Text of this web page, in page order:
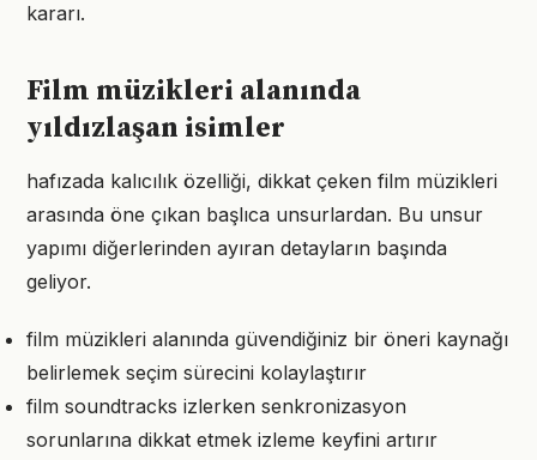
kararı.
Film müzikleri alanında
yıldızlaşan isimler
hafızada kalıcılık özelliği, dikkat çeken film müzikleri
arasında öne çıkan başlıca unsurlardan. Bu unsur
yapımı diğerlerinden ayıran detayların başında
geliyor.
film müzikleri alanında güvendiğiniz bir öneri kaynağı
belirlemek seçim sürecini kolaylaştırır
film soundtracks izlerken senkronizasyon
sorunlarına dikkat etmek izleme keyfini artırır